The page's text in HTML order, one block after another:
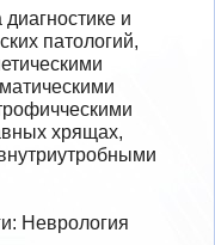
и
патологий,
хрящах,
Неврология